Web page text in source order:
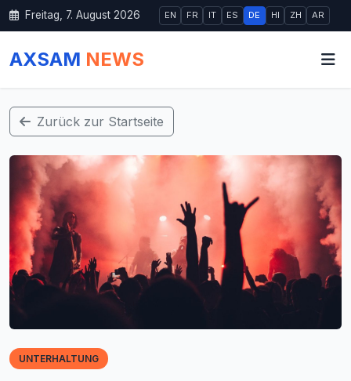
Freitag, 7. August 2026 EN FR IT ES DE HI ZH AR
AXSAM NEWS
Zurück zur Startseite
UNTERHALTUNG